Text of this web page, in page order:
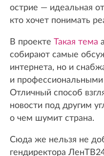
острие — идеальная
кто хочет понимать
В проекте Такая тема
собирают самые
интернета, но и
и
Отличный способ
новости под другим
о чем шумит страна.
Сюда же нельзя не
гендиректора